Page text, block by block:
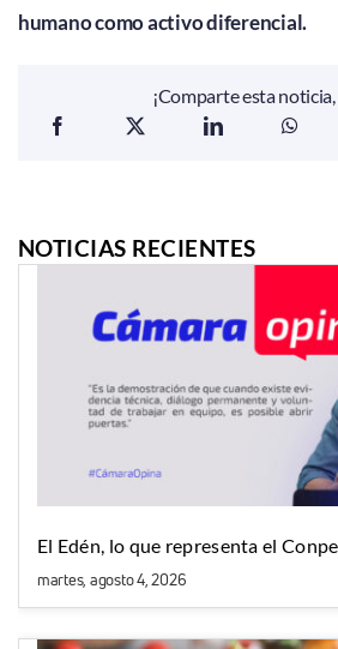
humano como activo diferencial.
¡Comparte esta
NOTICIAS RECIENTES
El Edén, lo que representa el
martes, agosto 4, 2026